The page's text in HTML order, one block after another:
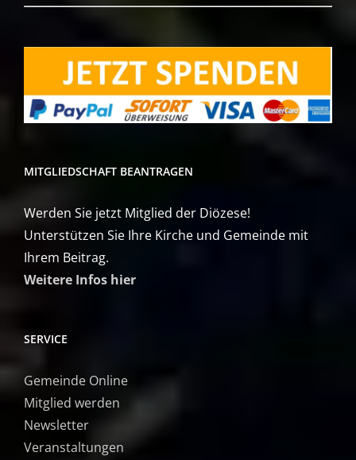
MITGLIEDSCHAFT BEANTRAGEN
Werden Sie jetzt Mitglied der Diözese!
Unterstützen Sie Ihre Kirche und Gemeinde mit
Ihrem Beitrag.
Weitere Infos hier
SERVICE
Gemeinde Online
Mitglied werden
Newsletter
Veranstaltungen